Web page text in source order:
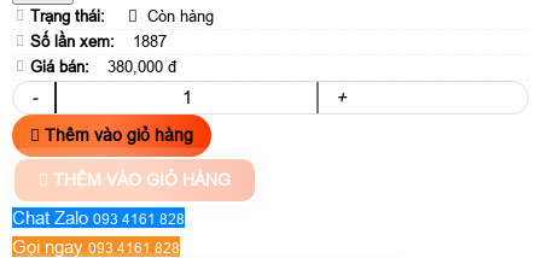
Trạng thái:
Còn hàng
Số lần xem:
1887
Giá bán:
380,000 đ
- +
Thêm vào giỏ hàng
THÊM VÀO GIỎ HÀNG
Chat Zalo 093 4161 828
Gọi ngay 093 4161 828